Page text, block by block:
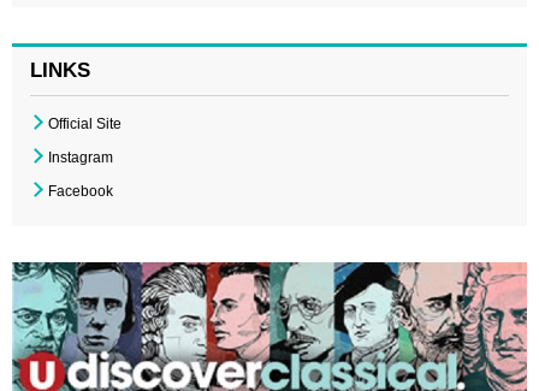
LINKS
Official Site
Instagram
Facebook